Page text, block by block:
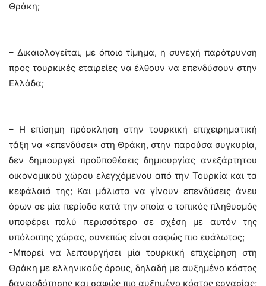
Θράκη;
– Δικαιολογείται, με όποιο τίμημα, η συνεχή παρότρυνση
προς τουρκικές εταιρείες να έλθουν να επενδύσουν στην
Ελλάδα;
– Η επίσημη πρόσκληση στην τουρκική επιχειρηματική
τάξη να «επενδύσει» στη Θράκη, στην παρούσα συγκυρία,
δεν δημιουργεί προϋποθέσεις δημιουργίας ανεξάρτητου
οικονομικού χώρου ελεγχόμενου από την Τουρκία και τα
κεφάλαιά της; Και μάλιστα να γίνουν επενδύσεις άνευ
όρων σε μία περίοδο κατά την οποία ο τοπικός πληθυσμός
υποφέρει πολύ περισσότερο σε σχέση με αυτόν της
υπόλοιπης χώρας, συνεπώς είναι σαφώς πιο ευάλωτος;
-Μπορεί να λειτουργήσει μία τουρκική επιχείρηση στη
Θράκη με ελληνικούς όρους, δηλαδή με αυξημένο κόστος
δανειοδότησης και σαφώς πιο αυξημένο κόστος εργασίας;